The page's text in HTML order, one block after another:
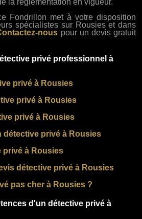
la réglementation en vigueur.
Fondrillon met à votre disposition
spécialistes sur Rousies et dans
nous pour un devis gratuit
privé professionnel à
privé à Rousies
privé à Rousies
privé à Rousies
détective privé à Rousies
privé à Rousies
détective privé à Rousies
pas cher à Rousies ?
d'un détective privé à